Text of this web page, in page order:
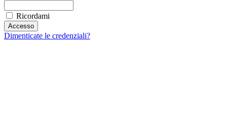
Ricordami
Dimenticate le credenziali?